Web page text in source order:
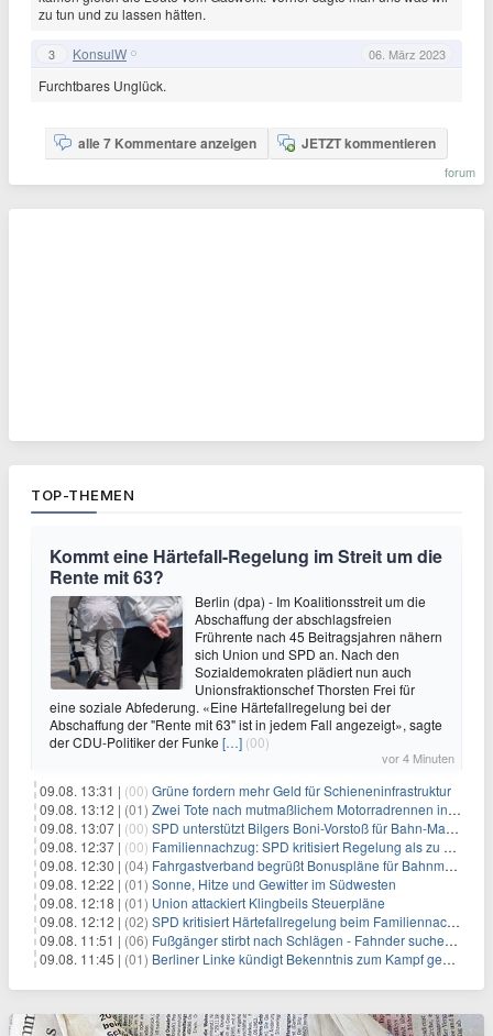
zu tun und zu lassen hätten.
3 KonsulW 06. März 2023
Furchtbares Unglück.
alle 7 Kommentare anzeigen JETZT kommentieren
forum
TOP-THEMEN
Kommt eine Härtefall-Regelung im Streit um die
Rente mit 63?
Berlin (dpa) - Im Koalitionsstreit um die
Abschaffung der abschlagsfreien
Frührente nach 45 Beitragsjahren nähern
sich Union und SPD an. Nach den
Sozialdemokraten plädiert nun auch
Unionsfraktionschef Thorsten Frei für
eine soziale Abfederung. «Eine Härtefallregelung bei der
Abschaffung der "Rente mit 63" ist in jedem Fall angezeigt», sagte
der CDU-Politiker der Funke […] (00)
vor 4 Minuten
09.08. 13:31 | (00) Grüne fordern mehr Geld für Schieneninfrastruktur
09.08. 13:12 | (01) Zwei Tote nach mutmaßlichem Motorradrennen in Köln
09.08. 13:07 | (00) SPD unterstützt Bilgers Boni-Vorstoß für Bahn-Manager
09.08. 12:37 | (00) Familiennachzug: SPD kritisiert Regelung als zu streng
09.08. 12:30 | (04) Fahrgastverband begrüßt Bonuspläne für Bahnmanager
09.08. 12:22 | (01) Sonne, Hitze und Gewitter im Südwesten
09.08. 12:18 | (01) Union attackiert Klingbeils Steuerpläne
09.08. 12:12 | (02) SPD kritisiert Härtefallregelung beim Familiennachzug als zu streng
09.08. 11:51 | (06) Fußgänger stirbt nach Schlägen - Fahnder suchen Autofahrer
09.08. 11:45 | (01) Berliner Linke kündigt Bekenntnis zum Kampf gegen Antisemitismus an